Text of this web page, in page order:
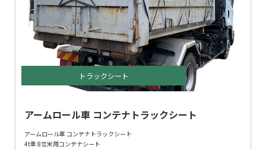
アームロール車 コンテナトラックシート
アームロール車 コンテナトラックシート
4t車 8立米用コンテナシート
トラックシート